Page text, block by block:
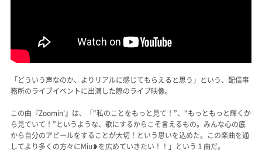
「どういう声なのか、よりリアルに感じてもらえると思う」という、配信事
務所のライブイベントに出演した際のライブ映像。
この曲『Zoomin'』は、「“私のことをもっと見て！”、“もっともっと輝くか
ら見ていて！”というような、歌にするからこそ言えるもの。みんな心の底
から自分のアピールをすることが大切！という思いを込めた。この楽曲を通
してより多くの方々にMiu❥を広めていきたい！！」という１曲だ。